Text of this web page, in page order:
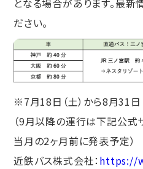
となる場合があります。最新
ださい。
※7月18日（土）から8月31
（9月以降の運行は下記公式
当月の2ヶ月前に発表予定）
近鉄バス株式会社：https://